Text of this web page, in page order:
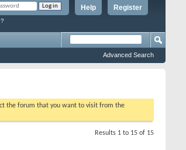
Register
Help
Advanced Search
the forum that you want to visit from the
Results 1 to 15 of 15